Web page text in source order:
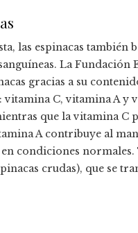
las espinacas también
La Fundación
gracias a su
vitamina C, vitamina A
que la vitamina
A contribuye al
condiciones
crudas), que se